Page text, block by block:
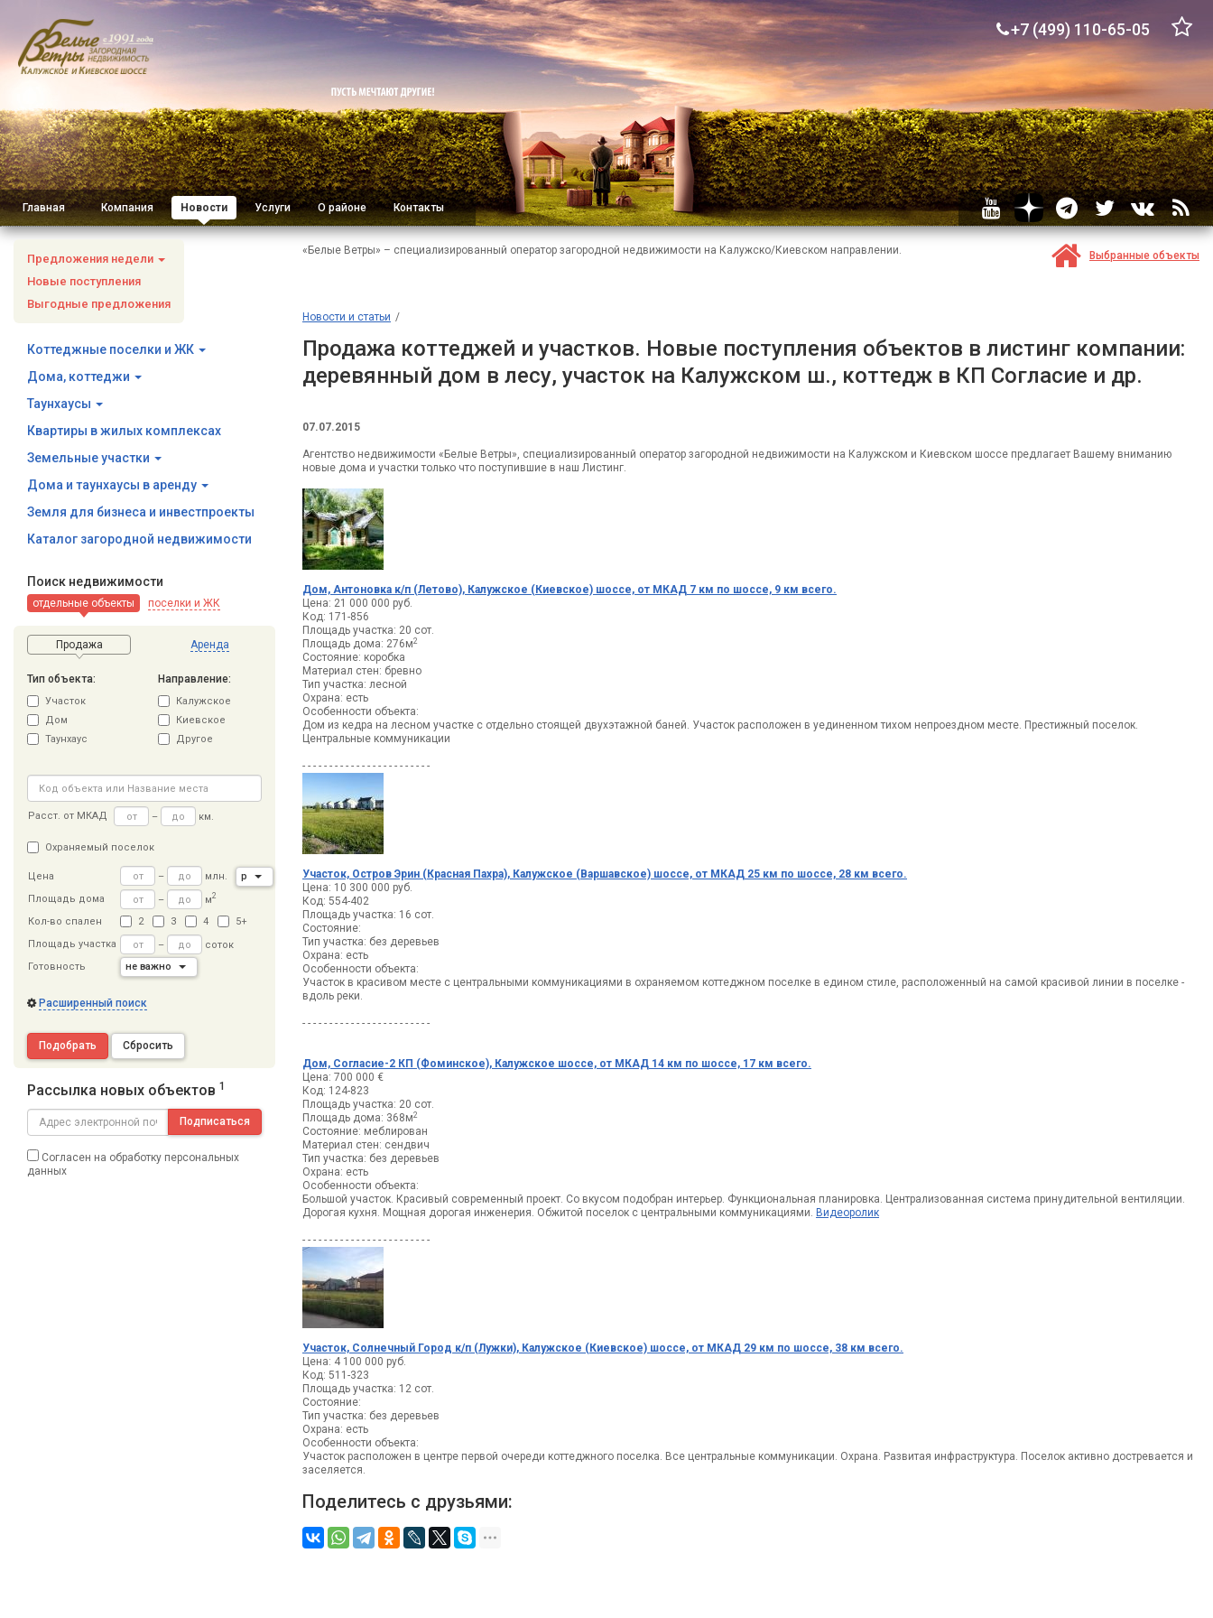
+7 (499) 110-65-05
Главная Компания Новости Услуги О районе Контакты
Предложения недели
Новые поступления
Выгодные предложения
Коттеджные поселки и ЖК
Дома, коттеджи
Таунхаусы
Квартиры в жилых комплексах
Земельные участки
Дома и таунхаусы в аренду
Земля для бизнеса и инвестпроекты
Каталог загородной недвижимости
Поиск недвижимости
отдельные объекты поселки и ЖК
Продажа Аренда
Тип объекта:
Участок
Дом
Таунхаус
Направление:
Калужское
Киевское
Другое
Расст. от МКАД – км.
Охраняемый поселок
Цена – млн.
р
Площадь дома
– м2
Кол-во спален 2 3 4
5+
Площадь участка
–
соток
Готовность
не важно
Расширенный поиск
Подобрать Сбросить
Рассылка новых объектов 1
Подписаться
Согласен на обработку персональных
данных
«Белые Ветры» – специализированный оператор загородной недвижимости на Калужско/Киевском направлении. Выбранные объекты
Новости и статьи
Продажа коттеджей и участков. Новые поступления объектов в листинг компании:
деревянный дом в лесу, участок на Калужском ш., коттедж в КП Согласие и др.
07.07.2015
Агентство недвижимости «Белые Ветры», специализированный оператор загородной недвижимости на Калужском и Киевском шоссе предлагает Вашему вниманию
новые дома и участки только что поступившие в наш Листинг.
Дом, Антоновка к/п (Летово), Калужское (Киевское) шоссе, от МКАД 7 км по шоссе, 9 км всего.
Цена: 21 000 000 руб.
Код: 171-856
Площадь участка: 20 сот.
Площадь дома: 276м2
Состояние: коробка
Материал стен: бревно
Тип участка: лесной
Охрана: есть
Особенности объекта:
Дом из кедра на лесном участке с отдельно стоящей двухэтажной баней. Участок расположен в уединенном тихом непроездном месте. Престижный поселок.
Центральные коммуникации
- - - - - - - - - - - - - - - - - - - - - - - -
Участок, Остров Эрин (Красная Пахра), Калужское (Варшавское) шоссе, от МКАД 25 км по шоссе, 28 км всего.
Цена: 10 300 000 руб.
Код: 554-402
Площадь участка: 16 сот.
Состояние:
Тип участка: без деревьев
Охрана: есть
Особенности объекта:
Участок в красивом месте с центральными коммуникациями в охраняемом коттеджном поселке в едином стиле, расположенный на самой красивой линии в поселке -
вдоль реки.
- - - - - - - - - - - - - - - - - - - - - - - -
Дом, Согласие-2 КП (Фоминское), Калужское шоссе, от МКАД 14 км по шоссе, 17 км всего.
Цена: 700 000 €
Код: 124-823
Площадь участка: 20 сот.
Площадь дома: 368м2
Состояние: меблирован
Материал стен: сендвич
Тип участка: без деревьев
Охрана: есть
Особенности объекта:
Большой участок. Красивый современный проект. Со вкусом подобран интерьер. Функциональная планировка. Централизованная система принудительной вентиляции.
Дорогая кухня. Мощная дорогая инженерия. Обжитой поселок с центральными коммуникациями. Видеоролик
- - - - - - - - - - - - - - - - - - - - - - - -
Участок, Солнечный Город к/п (Лужки), Калужское (Киевское) шоссе, от МКАД 29 км по шоссе, 38 км всего.
Цена: 4 100 000 руб.
Код: 511-323
Площадь участка: 12 сот.
Состояние:
Тип участка: без деревьев
Охрана: есть
Особенности объекта:
Участок расположен в центре первой очереди коттеджного поселка. Все центральные коммуникации. Охрана. Развитая инфраструктура. Поселок активно достревается и
заселяется.
Поделитесь с друзьями: